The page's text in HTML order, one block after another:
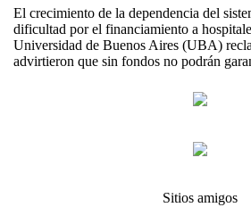
El crecimiento de la dependencia del
dificultad por el financiamiento a
Universidad de Buenos Aires (UBA)
advirtieron que sin fondos no podrán
Sitios amigos